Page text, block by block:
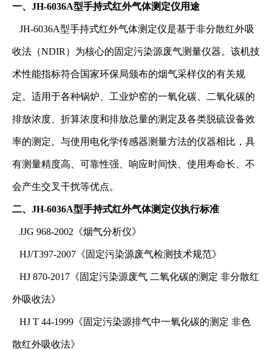
一、JH-6036A型手持式红外气体测定仪用途
JH-6036A型手持式红外气体测定仪是基于非分散红外吸
收法（NDIR）为核心的固定污染源废气测量仪器。该机技
术性能指标符合国家环保局颁布的烟气采样仪的有关规
定。适用于各种锅炉、工业炉窑的一氧化碳、二氧化碳的
排放浓度、折算浓度和排放总量的测定及各类脱硫设备效
率的测定。与使用电化学传感器测量方法的仪器相比，具
有测量精度高、可靠性强、响应时间快、使用寿命长、不
会产生交叉干扰等优点。
二、 JH-6036A型手持式红外气体测定仪执行标准
JJG 968-2002《烟气分析仪》
HJ/T397-2007《固定污染源废气检测技术规范》
HJ 870-2017《固定污染源废气 二氧化碳的测定 非分散红
外吸收法》
HJ T 44-1999《固定污染源排气中一氧化碳的测定 非色
散红外吸收法》